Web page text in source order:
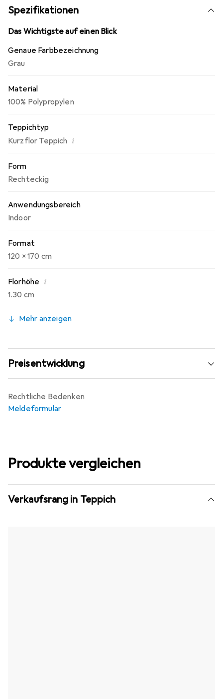
Teppiche findet in einem nach BSCI (Business Social
Compliance Initiative) zertifizierten Betrieb statt.
Spezifikationen
Das Wichtigste auf einen Blick
Genaue Farbbezeichnung
Grau
Material
100% Polypropylen
Teppichtyp
Kurzflor Teppich i
Form
Rechteckig
Anwendungsbereich
Indoor
Format
120 x 170 cm
Florhöhe i
1.30 cm
Mehr anzeigen
Preisentwicklung
Rechtliche Bedenken
Meldeformular
Produkte vergleichen
Verkaufsrang in Teppich